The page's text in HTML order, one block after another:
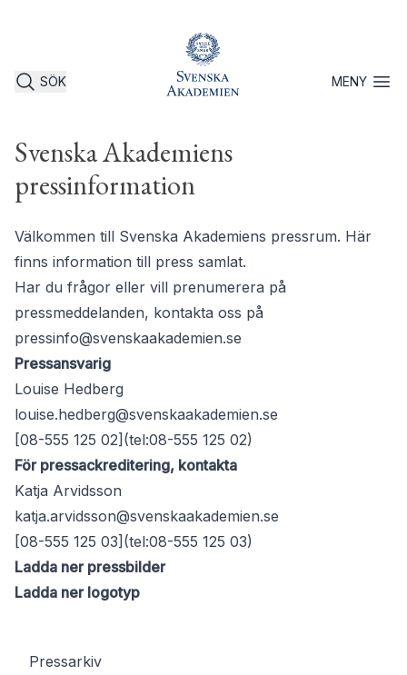
SÖK MENYÖppna
Svenska Akademiens
pressinformation
Välkommen till Svenska Akademiens pressrum. Här
finns information till press samlat.
Har du frågor eller vill prenumerera på
pressmeddelanden, kontakta oss på
pressinfo@svenskaakademien.se
Pressansvarig
Louise Hedberg
louise.hedberg@svenskaakademien.se
[08-555 125 02](tel:08-555 125 02)
För pressackreditering, kontakta
Katja Arvidsson
katja.arvidsson@svenskaakademien.se
[08-555 125 03](tel:08-555 125 03)
Ladda ner pressbilder
Ladda ner logotyp
Pressarkiv